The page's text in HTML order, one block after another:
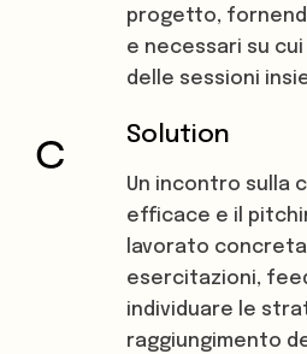
progetto,
e necessari su
delle sessioni
Solution
Un incontro sulla
efficace e il
lavorato
esercitazioni,
individuare le
raggiungimento